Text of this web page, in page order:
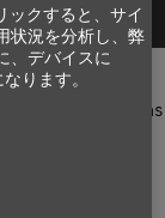
Residential
Enterprises
for ERP Systems
ックすると、サイ
状況を分析し、弊
、デバイスに
ります。